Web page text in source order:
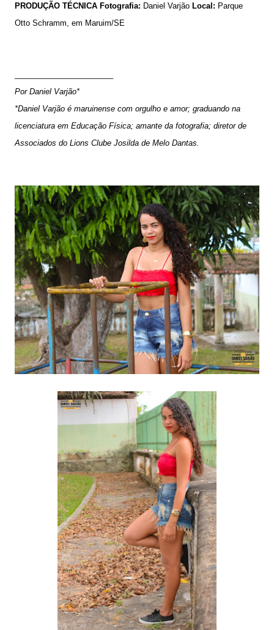
PRODUÇÃO TÉCNICA Fotografia: Daniel Varjão Local: Parque
Otto Schramm, em Maruim/SE
Por Daniel Varjão*
*Daniel Varjão é maruinense com orgulho e amor; graduando na
licenciatura em Educação Física; amante da fotografia; diretor de
Associados do Lions Clube Josilda de Melo Dantas.